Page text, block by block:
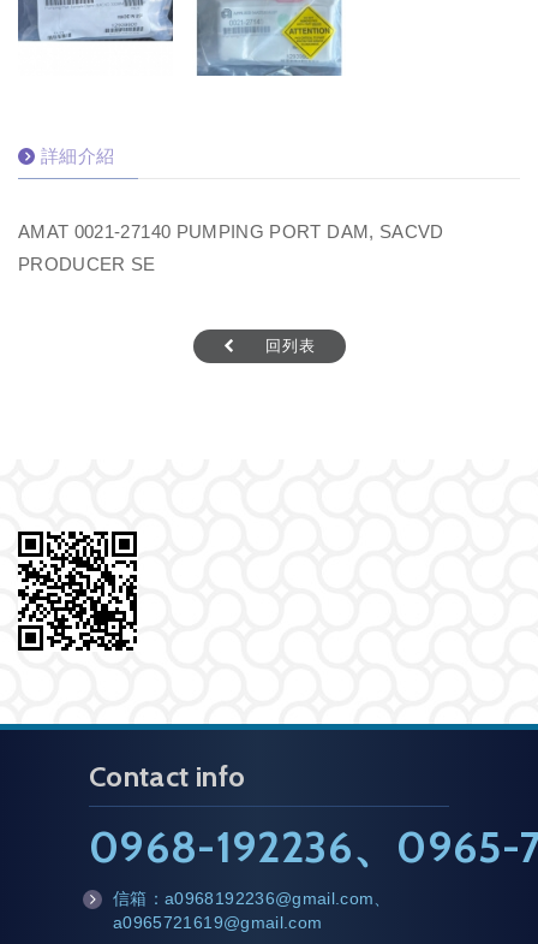
詳細介紹
AMAT 0021-27140 PUMPING PORT DAM, SACVD
PRODUCER SE
回列表
Contact info
0968-192236、 0965-
信箱：a0968192236@gmail.com、
a0965721619@gmail.com